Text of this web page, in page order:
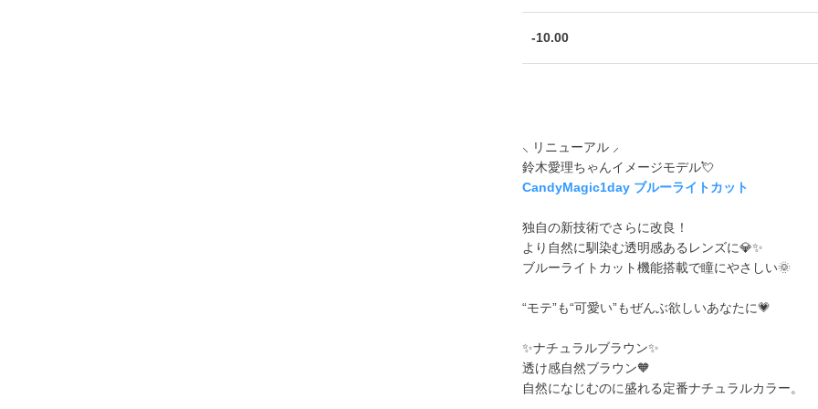
-10.00
⸜ リニューアル ⸝
鈴木愛理ちゃんイメージモデル💘
CandyMagic1day ブルーライトカット
独自の新技術でさらに改良！
より自然に馴染む透明感あるレンズに💎✨
ブルーライトカット機能搭載で瞳にやさしい🌞
“モテ”も“可愛い”もぜんぶ欲しいあなたに💗
✨ナチュラルブラウン✨
透け感自然ブラウン🧡
自然になじむのに盛れる定番ナチュラルカラー。